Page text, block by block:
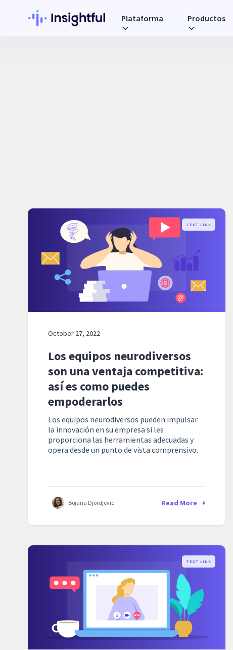
Plataforma Productos
TEXT LINK
October 27, 2022
Los equipos neurodiversos
son una ventaja competitiva:
así es como puedes
empoderarlos
Los equipos neurodiversos pueden impulsar
la innovación en su empresa si les
proporciona las herramientas adecuadas y
opera desde un punto de vista comprensivo.
Bojana Djordjevic Read More
TEXT LINK